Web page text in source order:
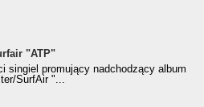
VIDEO
"ATP"
singiel promujący nadchodzący album
SurfAir "...